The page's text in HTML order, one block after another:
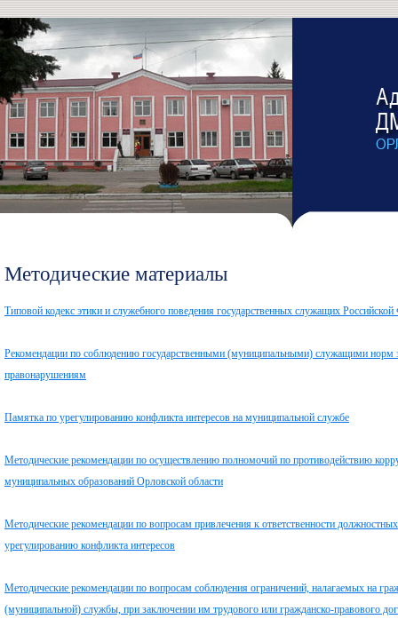
Методические материалы
Типовой кодекс этики и служебного поведения государственных служащих
Рекомендации по соблюдению государственными (муниципальными) служащими норм
правонарушениям
Памятка по урегулированию конфликта интересов на муниципальной службе
Методические рекомендации по осуществлению полномочий по противодействию
муниципальных образований Орловской области
Методические рекомендации по вопросам привлечения к ответственности
урегулированию конфликта интересов
Методические рекомендации по вопросам соблюдения ограничений, налагаемых на
(муниципальной) службы, при заключении им трудового или гражданско-правового